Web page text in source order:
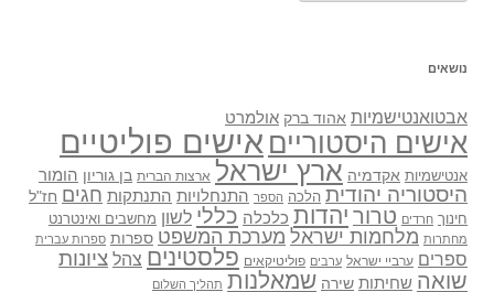
נושאים
אבטואנטישמיות אהוד ברק אולמרט
אישים היסטוריים אישים פוליטיים
אנטישמיות אקדמיה ארץ ישראל ארצות הברית בן גוריון הומור
היסטוריה יהודית הלכה הספר התנחלויות התנתקות חגים חז"ל
חינוך חרדים טרור יהדות כלכלה כללי לשון מחשבים ואינטרנט
מחתרות מלחמות ישראל מערכת המשפט ספרות ספרות עברית
ספרים ערביי ישראל ערבים פוליטיקאים פלסטינים צהל ציונות
שואה שחיתות שירה שמאלנות תהליך השלום